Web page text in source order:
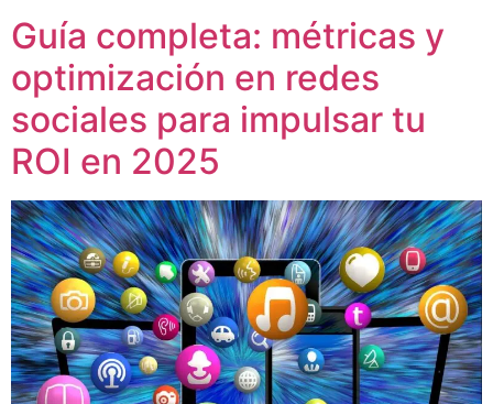
Guía completa: métricas y
optimización en redes
sociales para impulsar tu
ROI en 2025